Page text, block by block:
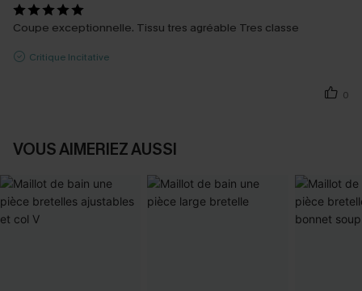
Coupe exceptionnelle. Tissu tres agréable Tres classe
Critique Incitative
0
VOUS AIMERIEZ AUSSI